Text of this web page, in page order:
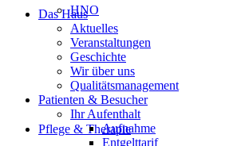
HNO
Pflege & Therapie
Das Haus
Aktuelles
Veranstaltungen
Geschichte
Wir über uns
Qualitätsmanagement
Patienten & Besucher
Ihr Aufenthalt
Aufnahme
Entgelttarif